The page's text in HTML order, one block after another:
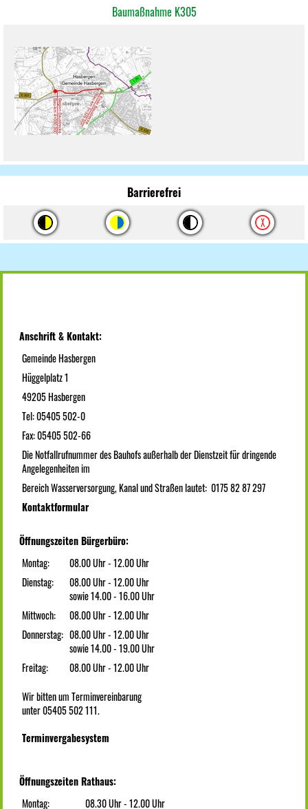
Baumaßnahme K305
Barrierefrei
Anschrift & Kontakt:
Gemeinde Hasbergen
Hüggelplatz 1
49205 Hasbergen
Tel: 05405 502-0
Fax: 05405 502-66
Die Notfallrufnummer des Bauhofs außerhalb der Dienstzeit für dringende
Angelegenheiten im
Bereich Wasserversorgung, Kanal und Straßen lautet: 0175 82 87 297
Kontaktformular
Öffnungszeiten Bürgerbüro:
Montag:
08.00 Uhr - 12.00 Uhr
Dienstag:
08.00 Uhr - 12.00 Uhr
sowie 14.00 - 16.00 Uhr
Mittwoch:
08.00 Uhr - 12.00 Uhr
Donnerstag: 08.00 Uhr - 12.00 Uhr
sowie 14.00 - 19.00 Uhr
Freitag:
08.00 Uhr - 12.00 Uhr
Wir bitten um Terminvereinbarung
unter 05405 502 111.
Terminvergabesystem
Öffnungszeiten Rathaus:
Montag:
08.30 Uhr - 12.00 Uhr